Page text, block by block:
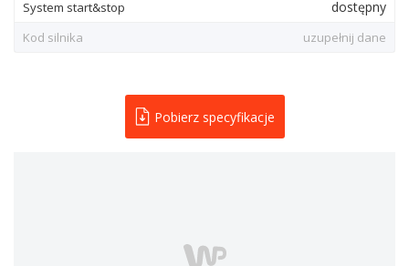
System start&stop dostępny
Kod silnika uzupełnij dane
Pobierz specyfikacje